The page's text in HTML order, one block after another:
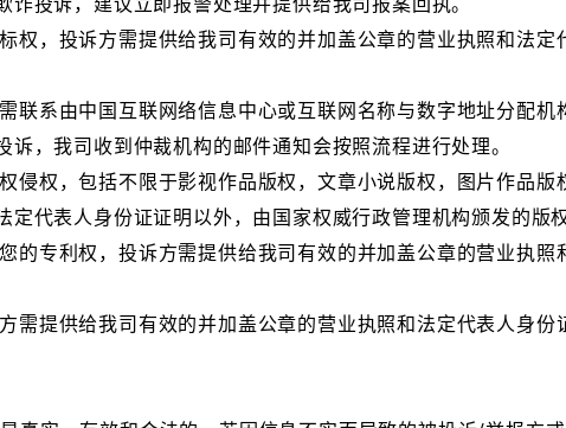
权，投诉方需提供给我司有效的并加盖公章的营业执照和法
联系由中国互联网络信息中心或互联网名称与数字地址分配
，我司收到仲裁机构的邮件通知会按照流程进行处理。
侵权，包括不限于影视作品版权，文章小说版权，图片作品
代表人身份证证明以外，由国家权威行政管理机构颁发的版
的专利权，投诉方需提供给我司有效的并加盖公章的营业执
需提供给我司有效的并加盖公章的营业执照和法定代表人身